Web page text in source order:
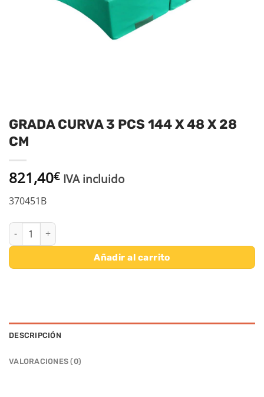
GRADA CURVA 3 PCS 144 X 48 X 28
CM
821,40€ IVA incluido
370451B
GRADA CURVA 3 PCS 144 X 48 X 28 CM cantidad
Añadir al carrito
DESCRIPCIÓN
VALORACIONES (0)